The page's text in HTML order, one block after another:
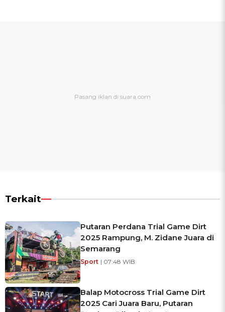
Terkait
Putaran Perdana Trial Game Dirt
2025 Rampung, M. Zidane Juara di
Semarang
Sport | 07:48 WIB
Balap Motocross Trial Game Dirt
2025 Cari Juara Baru, Putaran